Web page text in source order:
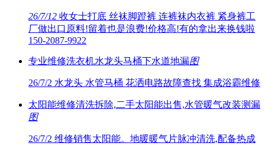
26/7/12 收女士打底 丝袜脚蹬裤 连裤袜内衣裤 紧身裤工
厂做出口原料!留着也是浪费!价格高!有的拿出来换钱啦
150-2087-9922
专业维修洗衣机水龙头马桶下水道地漏图
26/7/2 水龙头 水管马桶 花洒电路故障查找 集成浴霸维修
太阳能维修清洗拆除,二手太阳能出售,水管暖气改装测漏
图
26/7/2 维修销售太阳能。地暖暖气片脉冲清洗,配备热成